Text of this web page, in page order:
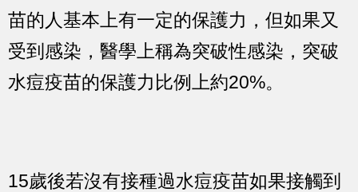
苗的人基本上有一定的保護力，但如果又
受到感染，醫學上稱為突破性感染，突破
水痘疫苗的保護力比例上約20%。
15歲後若沒有接種過水痘疫苗如果接觸到